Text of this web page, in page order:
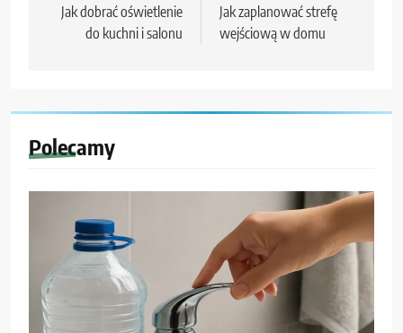
wpisu
Jak dobrać oświetlenie
do kuchni i salonu
Jak zaplanować strefę
wejściową w domu
Polecamy